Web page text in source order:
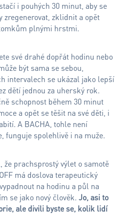
i pouhých 30 minut, aby se
zregenerovat, zklidnit a opět
plnými hrstmi.
své drahé dopřát hodinu nebo
být sama se sebou,
intervalech se ukázal jako lepší
dětí jednou za uherský rok.
schopnost během 30 minut
a opět se těšit na své děti, i
A BACHA, tohle není
funguje spolehlivě i na muže.
že prachsprostý výlet o samotě
má doslova terapeutický
na hodinu a půl na
se jako nový člověk.Jo, asi to
ale divili byste se, kolik lidí